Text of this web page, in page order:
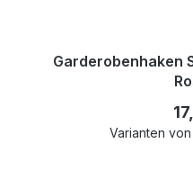
Garderobenhaken
Varianten von